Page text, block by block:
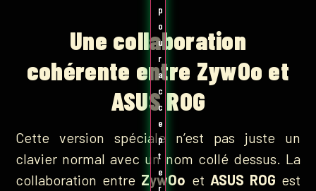
Une collaboration
cohérente entre ZywOo et
ASUS ROG
Cette version spéciale n’est pas juste un
clavier normal avec un nom collé dessus. La
collaboration entre ZywOo et ASUS ROG est
p
o
u
r
a
c
c
e
p
t
e
r